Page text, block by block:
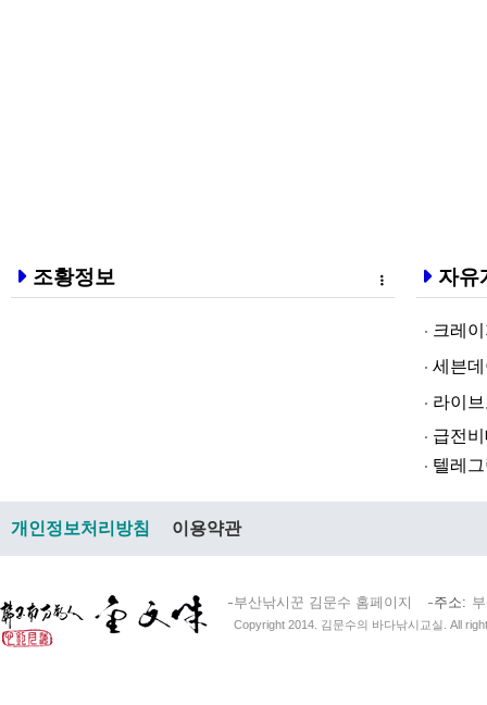
조황정보 자유
크레이지
세븐데이
라­이브토­
급전비대면
텔레그램
개인정보처리방침 이용약관
부산낚시꾼 김문수 홈페이지 주소
Copyright 2014. 김문수의 바다낚시교실. All